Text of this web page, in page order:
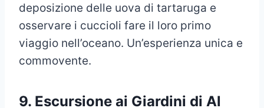
deposizione delle uova di tartaruga e
osservare i cuccioli fare il loro primo
viaggio nell’oceano. Un’esperienza unica e
commovente.
9. Escursione ai Giardini di Al